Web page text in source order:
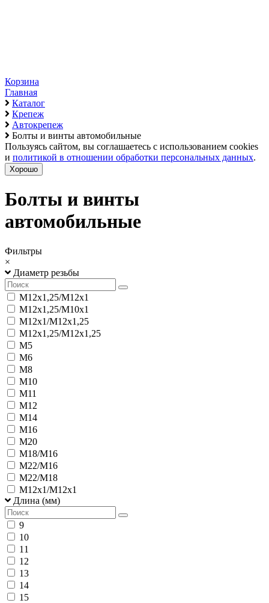
Корзина
Главная
Каталог
Крепеж
Автокрепеж
Болты и винты автомобильные
Пользуясь сайтом, вы соглашаетесь с использованием cookies
и политикой в отношении обработки персональных данных.
Хорошо
Болты и винты
автомобильные
Фильтры
×
Диаметр резьбы
М12х1,25/М12х1
М12х1,25/М10х1
М12х1/М12х1,25
М12х1,25/М12х1,25
М5
М6
М8
М10
М11
М12
М14
М16
М20
М18/М16
М22/М16
М22/М18
М12х1/М12х1
Длина (мм)
9
10
11
12
13
14
15